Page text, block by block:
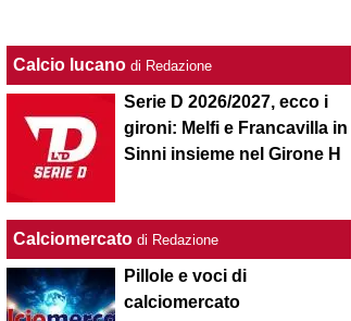
Calcio lucanodi Redazione
Serie D 2026/2027, ecco i
gironi: Melfi e Francavilla in
Sinni insieme nel Girone H
Calciomercato di Redazione
Pillole e voci di
calciomercato